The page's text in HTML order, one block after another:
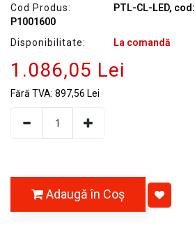
Cod Produs:
PTL-CL-LED, cod:
P1001600
Disponibilitate:
La comandă
1.086,05 Lei
Fără TVA: 897,56 Lei
Adaugă în Coş